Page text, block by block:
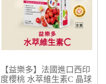
【益樂多】法國進口西印
度櫻桃 水萃維生素C 晶球